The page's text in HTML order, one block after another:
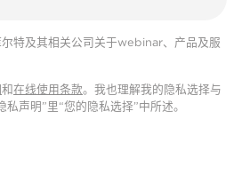
特及其相关公司关于webinar、产品及服
和在线使用条款。我也理解我的隐私选择与
声明”里“您的隐私选择”中所述。